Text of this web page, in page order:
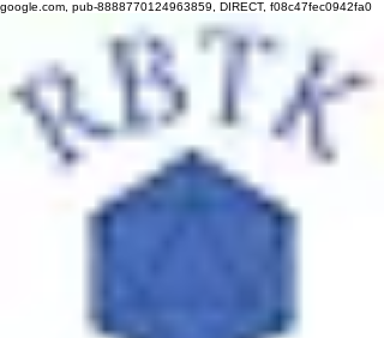
google.com, pub-8888770124963859, DIRECT, f08c47fec0942fa0